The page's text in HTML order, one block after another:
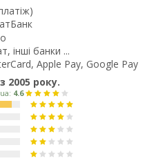
інші банки ...
Apple Pay, Google Pay
2005 року.